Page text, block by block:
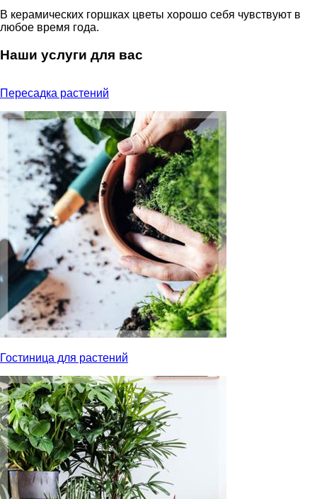
В керамических горшках цветы хорошо себя чувствуют в
любое время года.
Наши услуги для вас
Пересадка растений
Гостиница для растений